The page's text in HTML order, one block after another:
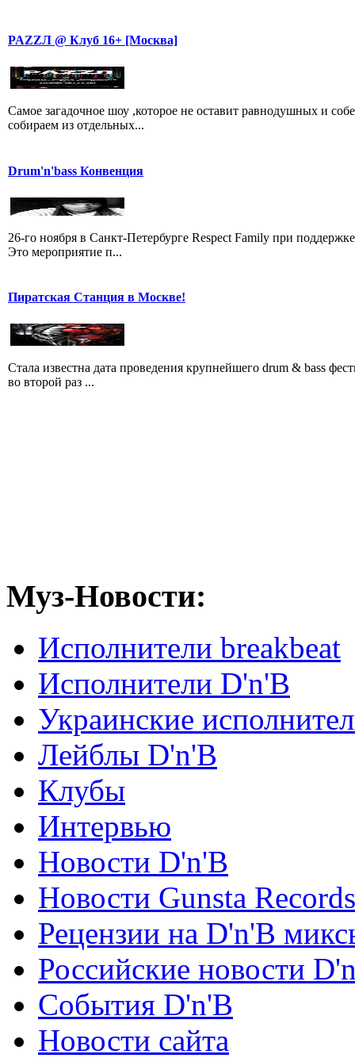
PAZZЛ @ Клуб 16+ [Москва]
Самое загадочное шоу ,которое не оставит равнодушных и
собираем из отдельных...
Drum'n'bass Конвенция
26-го ноября в Санкт-Петербурге Respect Family при
Это мероприятие п...
Пиратская Станция в Москве!
Стала известна дата проведения крупнейшего drum & bass
во второй раз ...
Муз-Новости:
Исполнители breakbeat
Исполнители D'n'B
Украинские
Лейблы D'n'B
Клубы
Интервью
Новости D'n'B
Новости Gunsta Records
Рецензии на D'n'B
Российские новости
События D'n'B
Новости сайта